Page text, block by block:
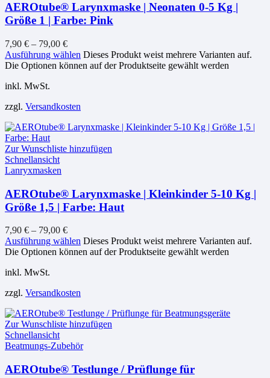
AEROtube® Larynxmaske | Neonaten 0-5 Kg |
Größe 1 | Farbe: Pink
7,90 € – 79,00 €
Ausführung wählen Dieses Produkt weist mehrere Varianten auf.
Die Optionen können auf der Produktseite gewählt werden
inkl. MwSt.
zzgl. Versandkosten
Zur Wunschliste hinzufügen
Schnellansicht
Lanryxmasken
AEROtube® Larynxmaske | Kleinkinder 5-10 Kg |
Größe 1,5 | Farbe: Haut
7,90 € – 79,00 €
Ausführung wählen Dieses Produkt weist mehrere Varianten auf.
Die Optionen können auf der Produktseite gewählt werden
inkl. MwSt.
zzgl. Versandkosten
Zur Wunschliste hinzufügen
Schnellansicht
Beatmungs-Zubehör
AEROtube® Testlunge / Prüflunge für